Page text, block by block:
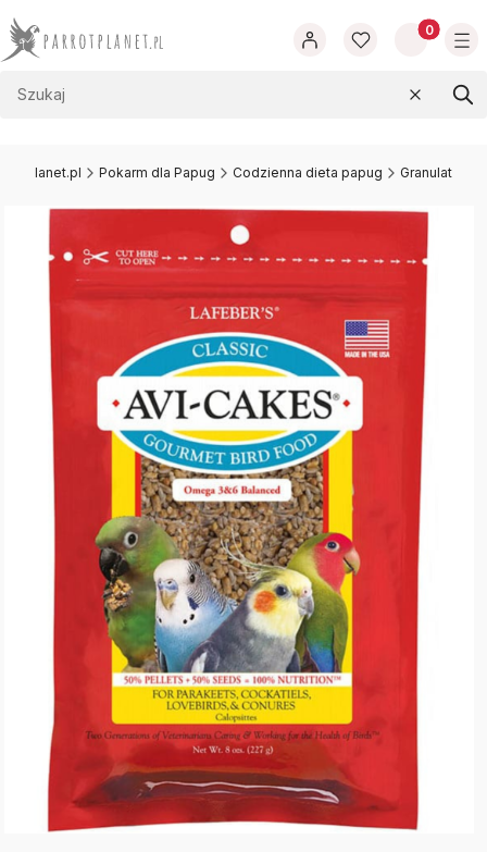
Produkty
Wyczyść
Pokarm dla Papug Codzienna dieta papug Granulat